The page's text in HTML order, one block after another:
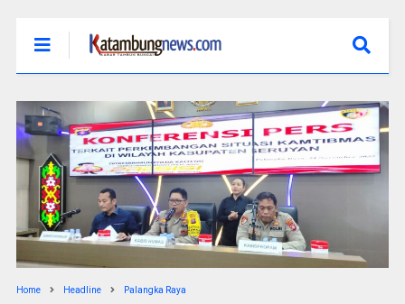
Home Headline Palangka Raya